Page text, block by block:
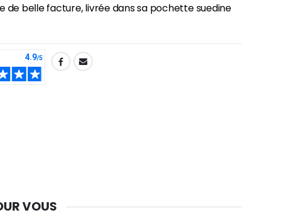
-30%
de belle facture, livrée dans sa pochette suedine
VOUS